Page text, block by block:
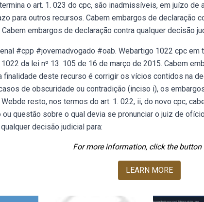
o art. 1. 023 do cpc, são inadmissíveis, em juízo
para outros recursos. Cabem embargos de declaração
embargos de declaração contra qualquer decisão
#cpp #jovemadvogado #oab. Webartigo 1022 cpc em
da lei nº 13. 105 de 16 de março de 2015. Cabem
finalidade deste recurso é corrigir os vícios contidos na
de obscuridade ou contradição (inciso i), os
resto, nos termos do art. 1. 022, ii, do novo cpc,
questão sobre o qual devia se pronunciar o juiz de
decisão judicial para:
For more information, click the button
LEARN MORE